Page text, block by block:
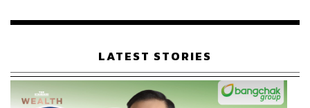
เรือนไทยที่ถูกซุกไว้
LATEST STORIES